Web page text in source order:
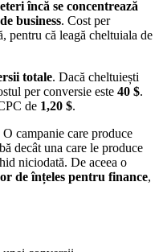
încă se concentrează
business. Cost per
pentru că leagă cheltuiala de
totale. Dacă cheltuiești
per conversie este 40 $.
de 1,20 $.
campanie care produce
decât una care le produce
niciodată. De aceea o
de înțeles pentru finance,